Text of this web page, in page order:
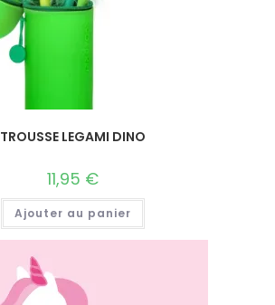
TROUSSE LEGAMI DINO
11,95 €
Ajouter au panier